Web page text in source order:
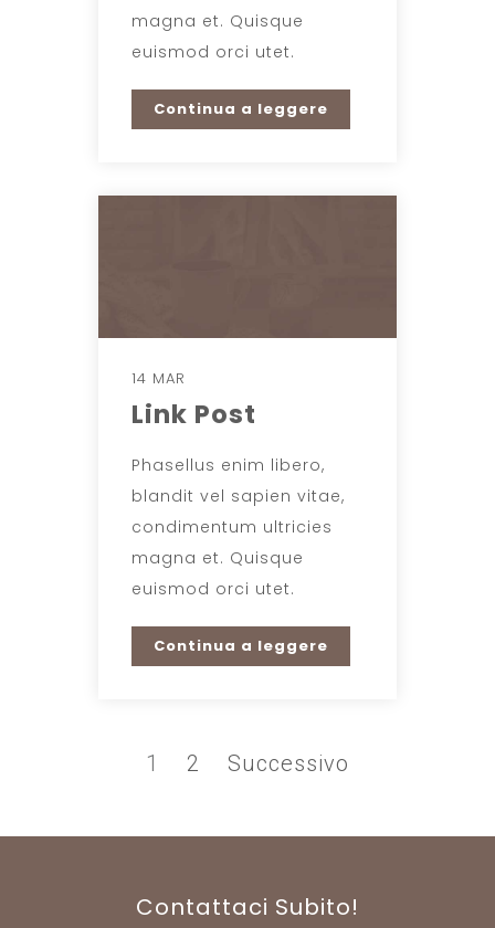
magna et. Quisque
euismod orci utet.
Continua a leggere
14 MAR
Link Post
Phasellus enim libero,
blandit vel sapien vitae,
condimentum ultricies
magna et. Quisque
euismod orci utet.
Continua a leggere
1 2 Successivo
Contattaci Subito!